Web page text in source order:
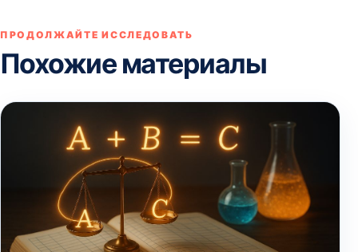
ПРОДОЛЖАЙТЕ ИССЛЕДОВАТЬ
Похожие материалы